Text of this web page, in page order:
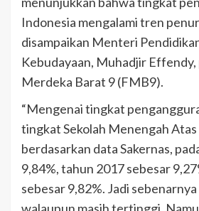
Indonesia mengalami tren
disampaikan Menteri
Kebudayaan, Muhadjir Effendy,
Merdeka Barat 9 (FMB9).
“Mengenai tingkat
tingkat Sekolah Menengah Atas
berdasarkan data Sakernas,
9,84%, tahun 2017 sebesar
sebesar 9,82%. Jadi